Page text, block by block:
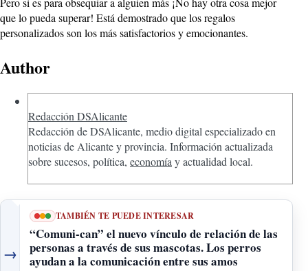
que lo pueda superar! Está demostrado que los regalos
personalizados son los más satisfactorios y emocionantes.
Author
Redacción DSAlicante
Redacción de DSAlicante, medio digital especializado en
noticias de Alicante y provincia. Información actualizada
sobre sucesos, política, economía y actualidad local.
→
TAMBIÉN TE PUEDE INTERESAR
“Comuni-can” el nuevo vínculo de relación de las
personas a través de sus mascotas. Los perros
ayudan a la comunicación entre sus amos